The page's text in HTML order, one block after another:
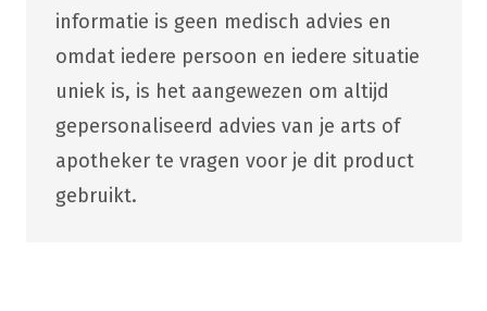
informatie is geen medisch advies en
omdat iedere persoon en iedere situatie
uniek is, is het aangewezen om altijd
gepersonaliseerd advies van je arts of
apotheker te vragen voor je dit product
gebruikt.